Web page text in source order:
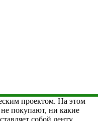
проектом. На этом
покупают, ни какие